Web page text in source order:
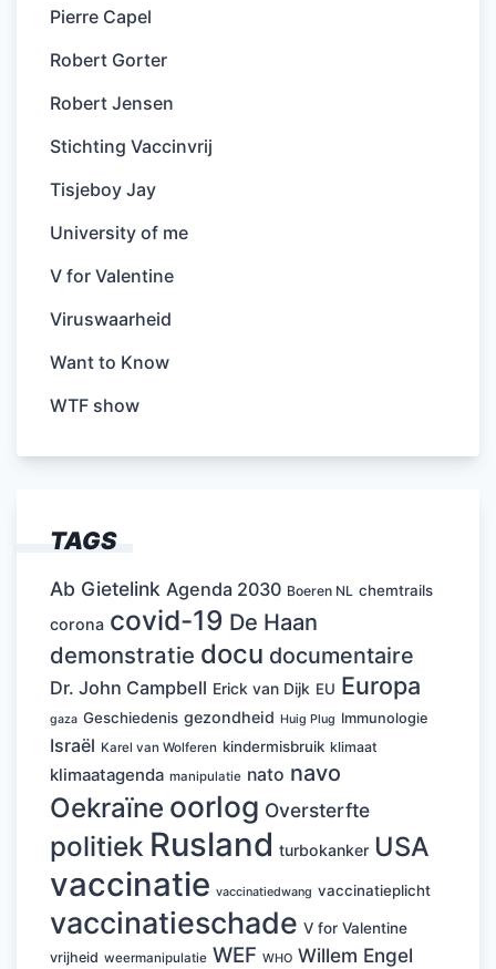
Pierre Capel
Robert Gorter
Robert Jensen
Stichting Vaccinvrij
Tisjeboy Jay
University of me
V for Valentine
Viruswaarheid
Want to Know
WTF show
TAGS
Ab Gietelink Agenda 2030 Boeren NL chemtrails
corona covid-19 De Haan
demonstratie docu documentaire
Dr. John Campbell Erick van Dijk EU Europa
gaza Geschiedenis gezondheid Huig Plug Immunologie
Israël Karel van Wolferen kindermisbruik klimaat
klimaatagenda manipulatie nato navo
Oekraïne oorlog Oversterfte
politiek Rusland turbokanker USA
vaccinatie vaccinatiedwang vaccinatieplicht
vaccinatieschade V for Valentine
vrijheid weermanipulatie WEF WHO Willem Engel